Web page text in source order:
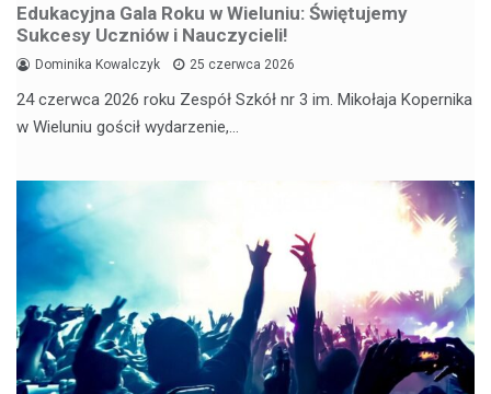
Edukacyjna Gala Roku w Wieluniu: Świętujemy
Sukcesy Uczniów i Nauczycieli!
Dominika Kowalczyk 25 czerwca 2026
24 czerwca 2026 roku Zespół Szkół nr 3 im. Mikołaja Kopernika
w Wieluniu gościł wydarzenie,…